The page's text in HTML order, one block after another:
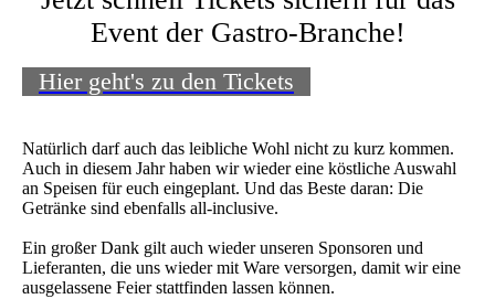
Event der Gastro-Branche!
Hier geht's zu den Tickets
Natürlich darf auch das leibliche Wohl nicht zu kurz kommen.
Auch in diesem Jahr haben wir wieder eine köstliche Auswahl
an Speisen für euch eingeplant. Und das Beste daran: Die
Getränke sind ebenfalls all-inclusive.
Ein großer Dank gilt auch wieder unseren Sponsoren und
Lieferanten, die uns wieder mit Ware versorgen, damit wir eine
ausgelassene Feier stattfinden lassen können.